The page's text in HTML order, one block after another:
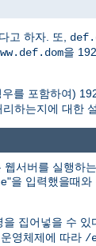
고 하자. 또,
을
를 포함하여)
하는지에 대한
서버를 실행하
을 입력했을때
을 집어넣을 수
영체제에 따라 /